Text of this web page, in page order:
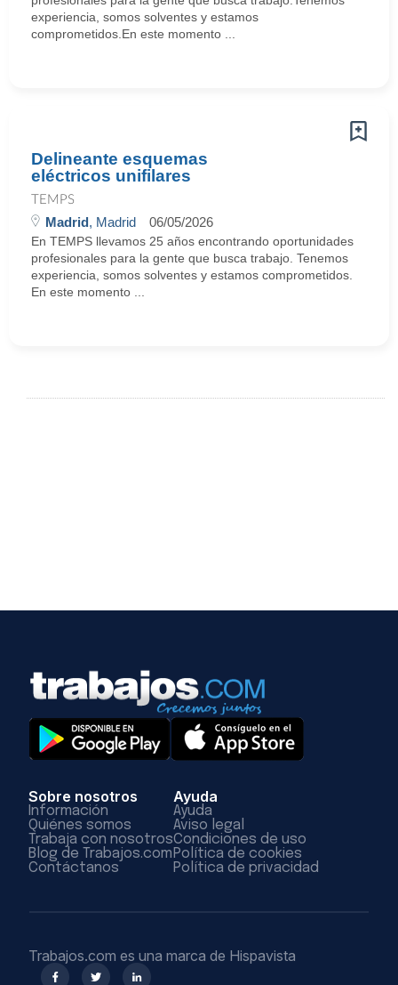
experiencia, somos solventes y estamos
comprometidos.En este momento ...
Delineante esquemas
eléctricos unifilares
TEMPS
Madrid, Madrid 06/05/2026
En TEMPS llevamos 25 años encontrando oportunidades
profesionales para la gente que busca trabajo. Tenemos
experiencia, somos solventes y estamos comprometidos.
En este momento ...
Sobre nosotros
Información
Quiénes somos
Trabaja con nosotros
Blog de Trabajos.com
Contáctanos
Ayuda
Ayuda
Aviso legal
Condiciones de uso
Política de cookies
Política de privacidad
Trabajos.com es una marca de Hispavista